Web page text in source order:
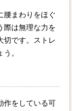
腰まわりをほぐ
際は無理な力を
切です。ストレ
。
作をしている可